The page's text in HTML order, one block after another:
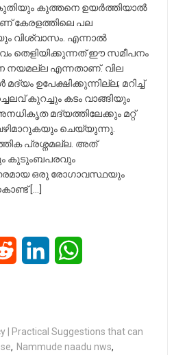
കുത്തനെ ഉയർത്തിയാൽ
കേരളത്തിലെ പല
വിശ്വാസം. എന്നാൽ
തെളിയിക്കുന്നത് ഈ സമീപനം
നയമല്ല എന്നതാണ്. വില
ഉപേക്ഷിക്കുന്നില്ല; മറിച്ച്
കുറച്ചും കടം വാങ്ങിയും
മദ്യത്തിലേക്കും മറ്റ്
ചെയ്യുന്നു.
പ്രശ്നമല്ല. അത്
കുടുംബപരവും
ഒരു രോഗാവസ്ഥയും
[…]
Reddit LinkedIn
| Practical Suggestions that can
, Nammude naadu nws,